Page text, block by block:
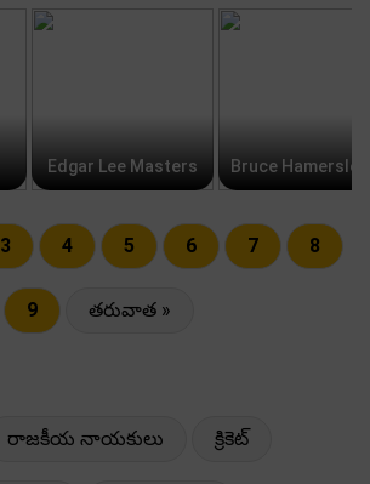
Edgar Lee Masters Bruce
3 4 5 6 7 8
9 తరువాత »
రాజకీయ నాయకులు క్రికెట్